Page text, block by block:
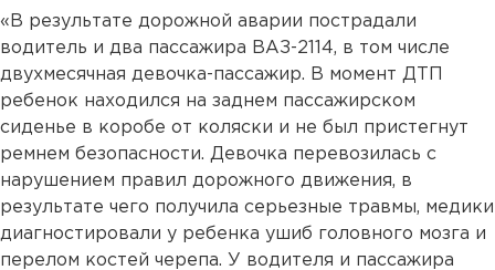
«В результате дорожной аварии пострадали
водитель и два пассажира ВАЗ-2114, в том числе
двухмесячная девочка-пассажир. В момент ДТП
ребенок находился на заднем пассажирском
сиденье в коробе от коляски и не был пристегнут
ремнем безопасности. Девочка перевозилась с
нарушением правил дорожного движения, в
результате чего получила серьезные травмы, медики
диагностировали у ребенка ушиб головного мозга и
перелом костей черепа. У водителя и пассажира